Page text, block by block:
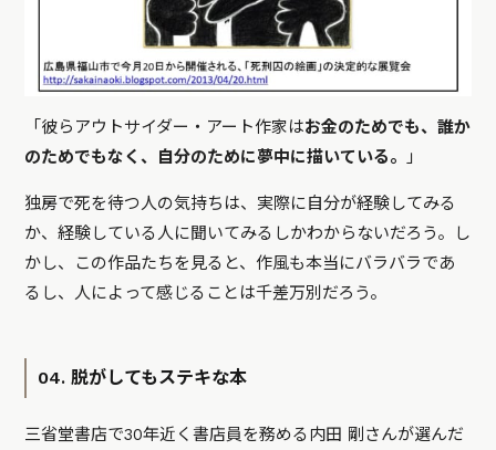
「彼らアウトサイダー・アート作家はお金のためでも、誰か
のためでもなく、自分のために夢中に描いている。
」
独房で死を待つ人の気持ちは、実際に自分が経験してみる
か、経験している人に聞いてみるしかわからないだろう。し
かし、この作品たちを見ると、作風も本当にバラバラであ
るし、人によって感じることは千差万別だろう。
04. 脱がしてもステキな本
三省堂書店で30年近く書店員を務める内田 剛さんが選んだ